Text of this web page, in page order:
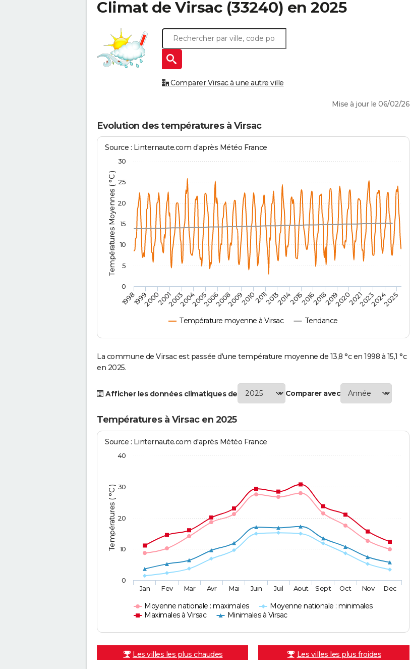
Climat de Virsac (33240) en 2025
Comparer Virsac à une autre ville
Mise à jour le 06/02/26
Evolution des températures à Virsac
Températures Moyennes ( °C )
Source : Linternaute.com d'après Météo France
Température moyenne à Virsac Tendance
1998 2014
199920002001200320042005200620082009201020112013 201520162018201920202021202320242025
0
5
10
15
20
25
30
La commune de Virsac est passée d'une température moyenne de 13,8 °c en 1998 à 15,1 °c
en 2025.
Afficher les données climatiques de Comparer avec
Températures à Virsac en 2025
Températures ( °C )
Source : Linternaute.com d'après Météo France
Moyenne nationale : maximales
Moyenne nationale : minimales
Maximales à Virsac
Minimales à Virsac
Jan Fev Mar Avr Mai Juin Juil Aout Sept Oct Nov Dec
0
10
20
30
40
Les villes les plus chaudes Les villes les plus froides